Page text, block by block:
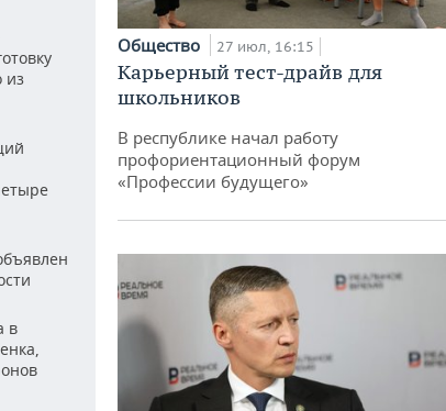
из
в
Общество 27 июл, 16:15
Карьерный тест-драйв для
школьников
В республике начал работу
профориентационный форум
«Профессии будущего»